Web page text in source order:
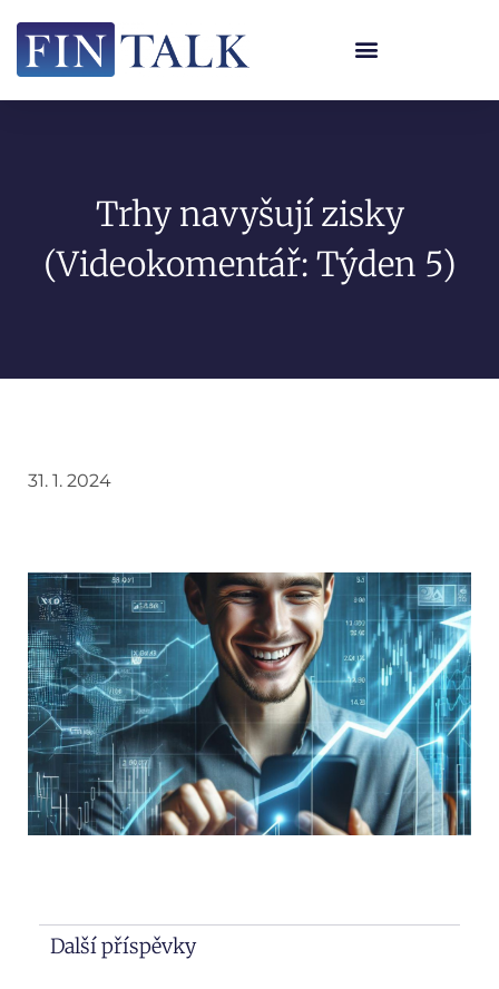
Trhy navyšují zisky
(Videokomentář: Týden 5)
31. 1. 2024
Další příspěvky